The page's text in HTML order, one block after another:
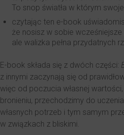
To snop światła w którym
czytając ten e-book
że nosisz w sobie
ale walizka pełna przydatnych
E-book składa się z dwóch części:
z innymi zaczynają się od
więc od poczucia własnej
bronieniu, przechodzimy do
własnych potrzeb i tym samym
w związkach z bliskimi.